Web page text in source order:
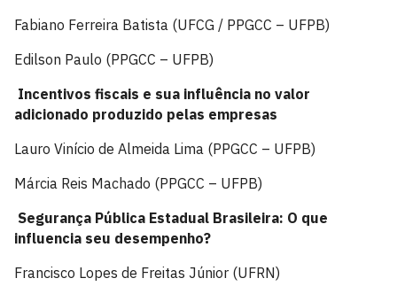
Fabiano Ferreira Batista (UFCG / PPGCC – UFPB)
Edilson Paulo (PPGCC – UFPB)
Incentivos fiscais e sua influência no valor
adicionado produzido pelas empresas
Lauro Vinício de Almeida Lima (PPGCC – UFPB)
Márcia Reis Machado (PPGCC – UFPB)
Segurança Pública Estadual Brasileira: O que
influencia seu desempenho?
Francisco Lopes de Freitas Júnior (UFRN)